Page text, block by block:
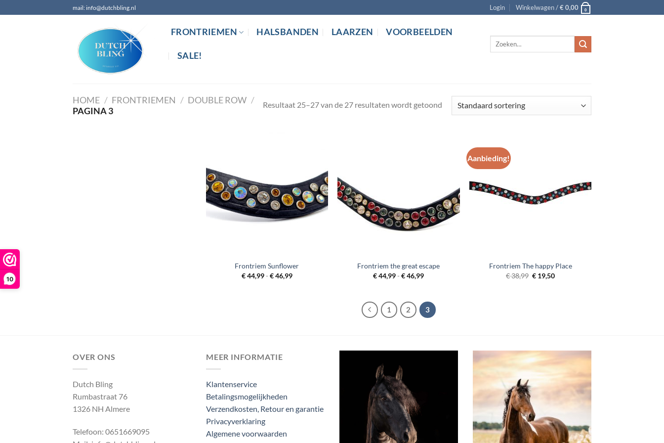
10
naar
mail: info@dutchbling.nl Login Winkelwagen /€0,00 0
FRONTRIEMEN HALSBANDEN LAARZEN VOORBEELDEN
SALE!
Zoeken
HOME / FRONTRIEMEN / DOUBLE ROW /
PAGINA 3
Resultaat 25–27 van de 27 resultaten wordt getoond
Frontriem Sunflower
€44,99- €46,99Prijsklasse:
Frontriem the great escape
€44,99 - €46,99Prijsklasse:
Aanbieding!
Frontriem The happy Place
€38,99 Oorspronkelijke
prijs
€ 19,50Huidige
1 2 3
OVER ONS
Dutch Bling
Rumbastraat 76
1326 NH Almere
Telefoon: 0651669095
MEER INFORMATIE
Klantenservice
Betalingsmogelijkheden
Verzendkosten, Retour en garantie
Privacyverklaring
Algemene voorwaarden